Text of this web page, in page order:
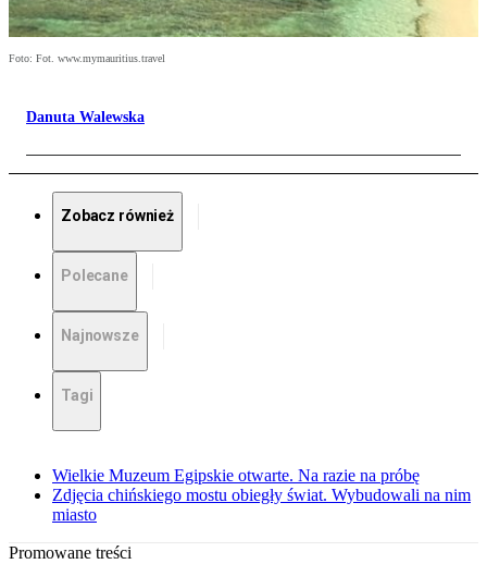
Foto: Fot. www.mymauritius.travel
Danuta Walewska
Zobacz również
Polecane
Najnowsze
Tagi
Wielkie Muzeum Egipskie otwarte. Na razie na próbę
Zdjęcia chińskiego mostu obiegły świat. Wybudowali na nim
miasto
Promowane treści